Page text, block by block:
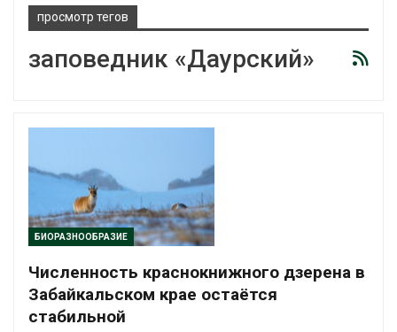
просмотр тегов
заповедник «Даурский»
БИОРАЗНООБРАЗИЕ
Численность краснокнижного дзерена в
Забайкальском крае остаётся
стабильной